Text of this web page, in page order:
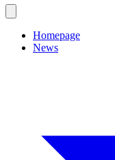
Homepage
News